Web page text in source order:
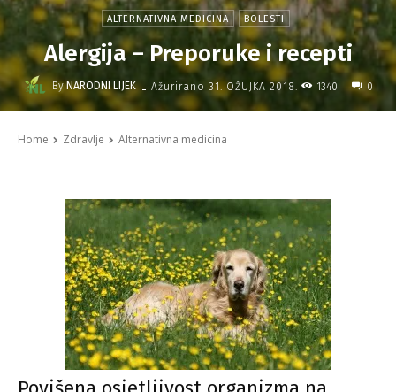
ALTERNATIVNA MEDICINA BOLESTI
Alergija – Preporuke i recepti
By NARODNI LIJEK - Ažurirano 31. OŽUJKA 2018. 1340 0
Home Zdravlje Alternativna medicina